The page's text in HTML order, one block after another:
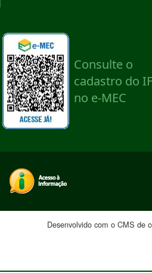
Desenvolvido com o CMS de